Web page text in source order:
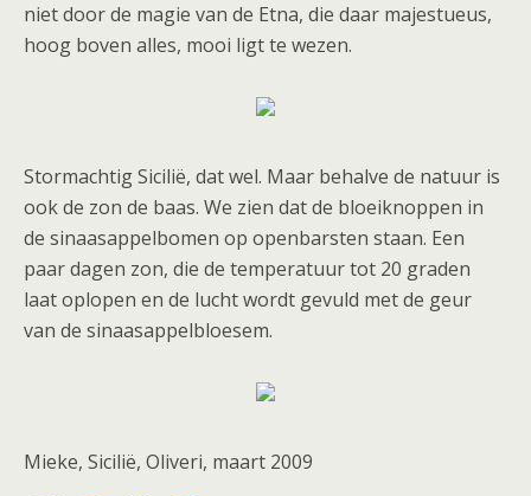
niet door de magie van de Etna, die daar majestueus,
hoog boven alles, mooi ligt te wezen.
Stormachtig Sicilië, dat wel. Maar behalve de natuur is
ook de zon de baas. We zien dat de bloeiknoppen in
de sinaasappelbomen op openbarsten staan. Een
paar dagen zon, die de temperatuur tot 20 graden
laat oplopen en de lucht wordt gevuld met de geur
van de sinaasappelbloesem.
Mieke, Sicilië, Oliveri, maart 2009